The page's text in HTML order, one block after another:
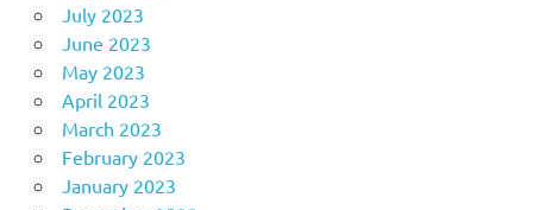
July 2023
June 2023
May 2023
April 2023
March 2023
February 2023
January 2023